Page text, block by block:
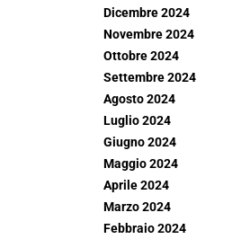
Dicembre 2024
Novembre 2024
Ottobre 2024
Settembre 2024
Agosto 2024
Luglio 2024
Giugno 2024
Maggio 2024
Aprile 2024
Marzo 2024
Febbraio 2024